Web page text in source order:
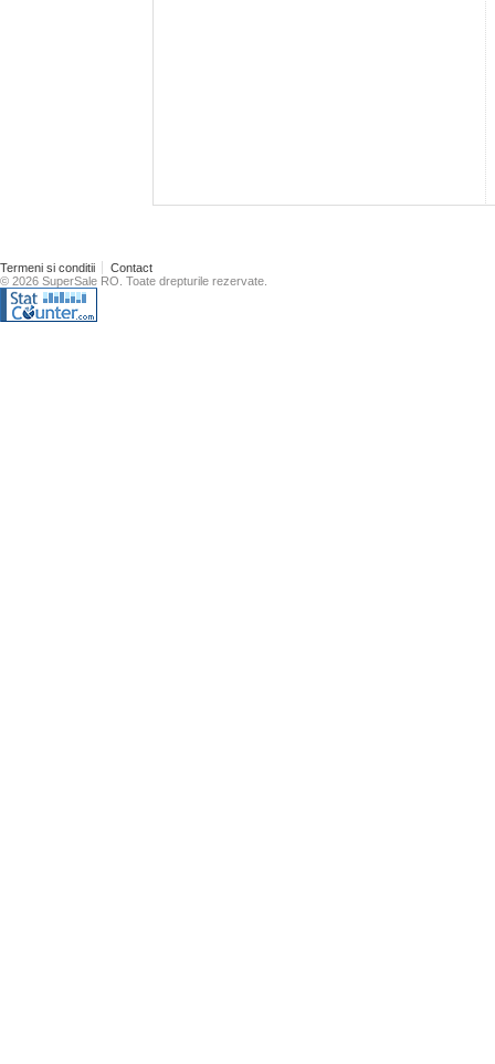
Termeni si conditii
Contact
© 2026 SuperSale RO. Toate drepturile rezervate.